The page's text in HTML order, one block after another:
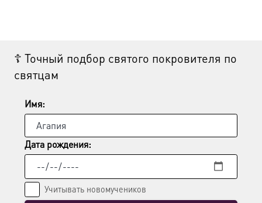
☦ Точный подбор святого покровителя по
святцам
Имя:
Дата рождения:
Учитывать новомучеников